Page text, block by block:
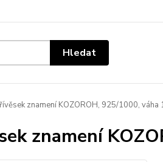
Hledat
znamení KOZOROH, 925/1000, váha
znamení